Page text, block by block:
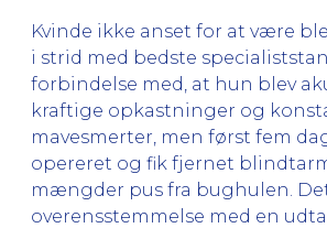
Kvinde ikke anset for at være
i strid med bedste
forbindelse med, at hun blev
kraftige opkastninger og
mavesmerter, men først fem
opereret og fik fjernet
mængder pus fra bughulen.
overensstemmelse med en